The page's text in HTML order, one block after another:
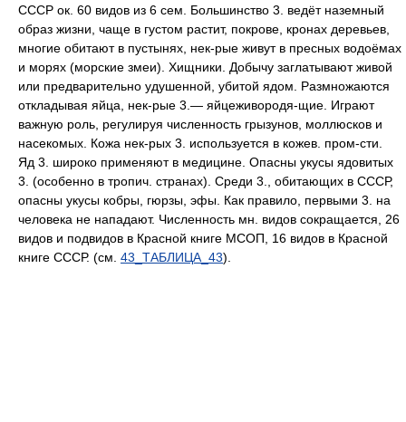
СССР ок. 60 видов из 6 сем. Большинство 3. ведёт наземный
образ жизни, чаще в густом растит, покрове, кронах деревьев,
многие обитают в пустынях, нек-рые живут в пресных водоёмах
и морях (морские змеи). Хищники. Добычу заглатывают живой
или предварительно удушенной, убитой ядом. Размножаются
откладывая яйца, нек-рые 3.— яйцеживородя-щие. Играют
важную роль, регулируя численность грызунов, моллюсков и
насекомых. Кожа нек-рых 3. используется в кожев. пром-сти.
Яд 3. широко применяют в медицине. Опасны укусы ядовитых
3. (особенно в тропич. странах). Среди 3., обитающих в СССР,
опасны укусы кобры, гюрзы, эфы. Как правило, первыми 3. на
человека не нападают. Численность мн. видов сокращается, 26
видов и подвидов в Красной книге МСОП, 16 видов в Красной
книге СССР. (см. 43_ТАБЛИЦА_43).